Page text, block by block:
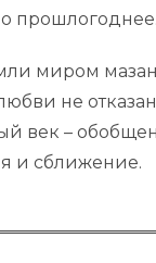
прошлогоднее.
миром
не
век –
и сближение.